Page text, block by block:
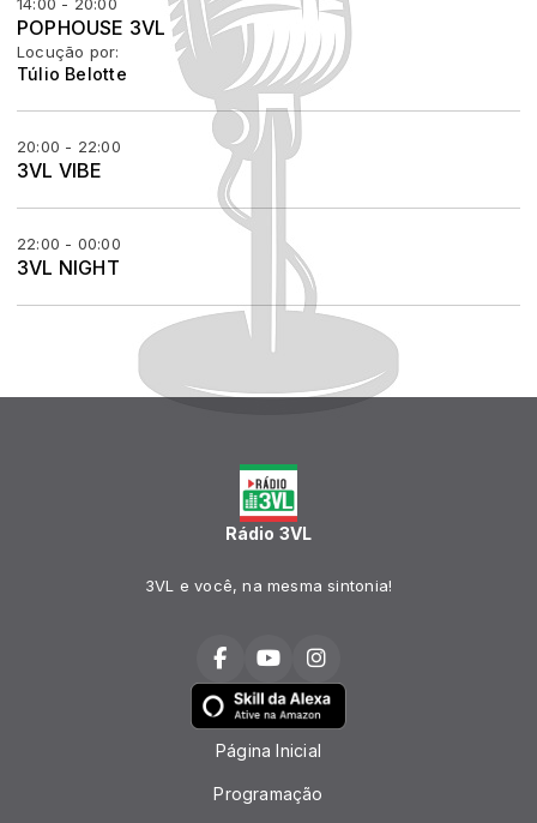
POPHOUSE 3VL
Locução por:
Túlio Belotte
20:00 - 22:00
3VL VIBE
22:00 - 00:00
3VL NIGHT
Rádio 3VL
3VL e você, na mesma sintonia!
Página Inicial
Programação